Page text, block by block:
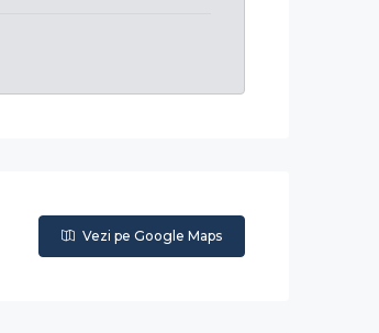
Vezi pe Google Maps